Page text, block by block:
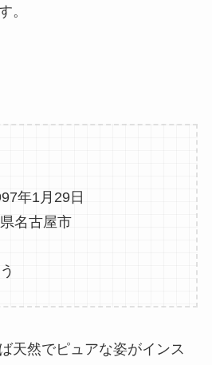
。
年1月29日
名古屋市
天然でピュアな姿がインス